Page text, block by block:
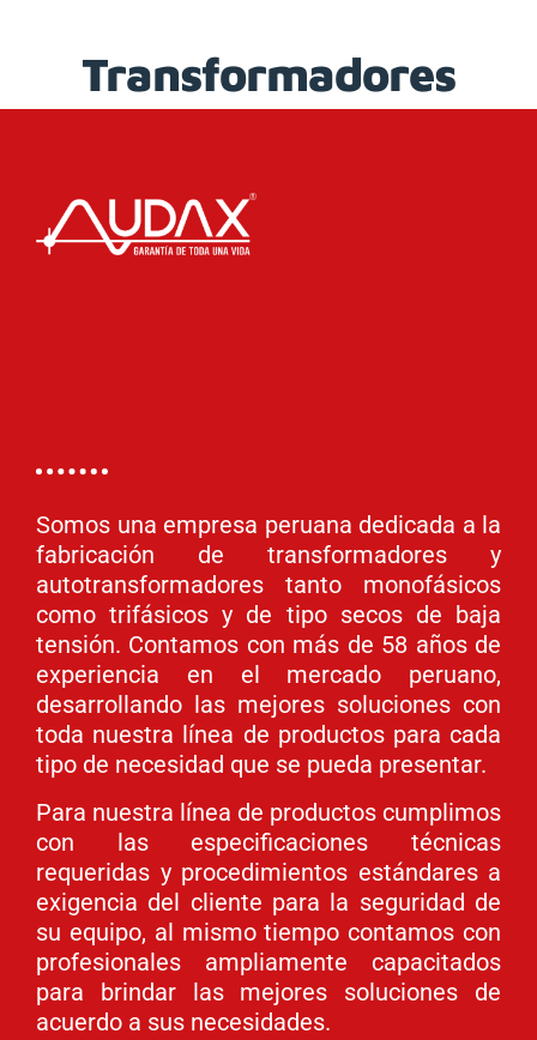
Transformadores
Somos una empresa peruana dedicada a la
fabricación de transformadores y
autotransformadores tanto monofásicos
como trifásicos y de tipo secos de baja
tensión. Contamos con más de 58 años de
experiencia en el mercado peruano,
desarrollando las mejores soluciones con
toda nuestra línea de productos para cada
tipo de necesidad que se pueda presentar.
Para nuestra línea de productos cumplimos
con las especificaciones técnicas
requeridas y procedimientos estándares a
exigencia del cliente para la seguridad de
su equipo, al mismo tiempo contamos con
profesionales ampliamente capacitados
para brindar las mejores soluciones de
acuerdo a sus necesidades.